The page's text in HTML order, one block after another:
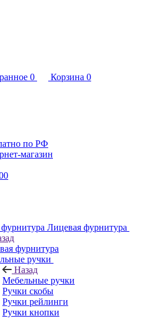
0 Корзина 0
по РФ
магазин
Лицевая фурнитура
фурнитура
ручки
Назад
Мебельные ручки
Ручки скобы
Ручки рейлинги
Ручки кнопки